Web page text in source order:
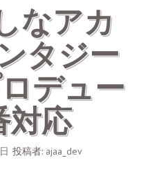
なアカ
タジー
デュー
対応
投稿者: ajaa_dev